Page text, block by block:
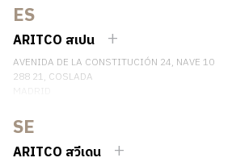
เบอร์โทรศัพท์: +49 7123 9597272
ติดต่อเรา
ES
ARITCO สเปน
AVENIDA DE LA CONSTITUCIÓN 24, NAVE 10
288 21, COSLADA
MADRID
เบอร์โทรศัพท์: (+34) 918 622 552
ติดต่อเรา
SE
ARITCO สวีเดน